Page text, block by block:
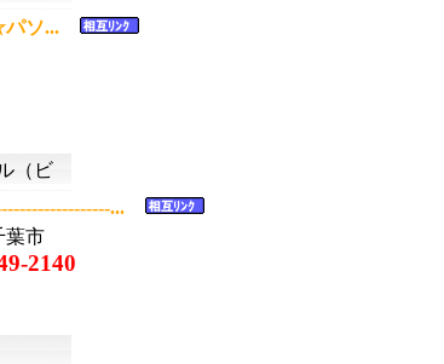
パソ...
（ビ
...
葉市
2140